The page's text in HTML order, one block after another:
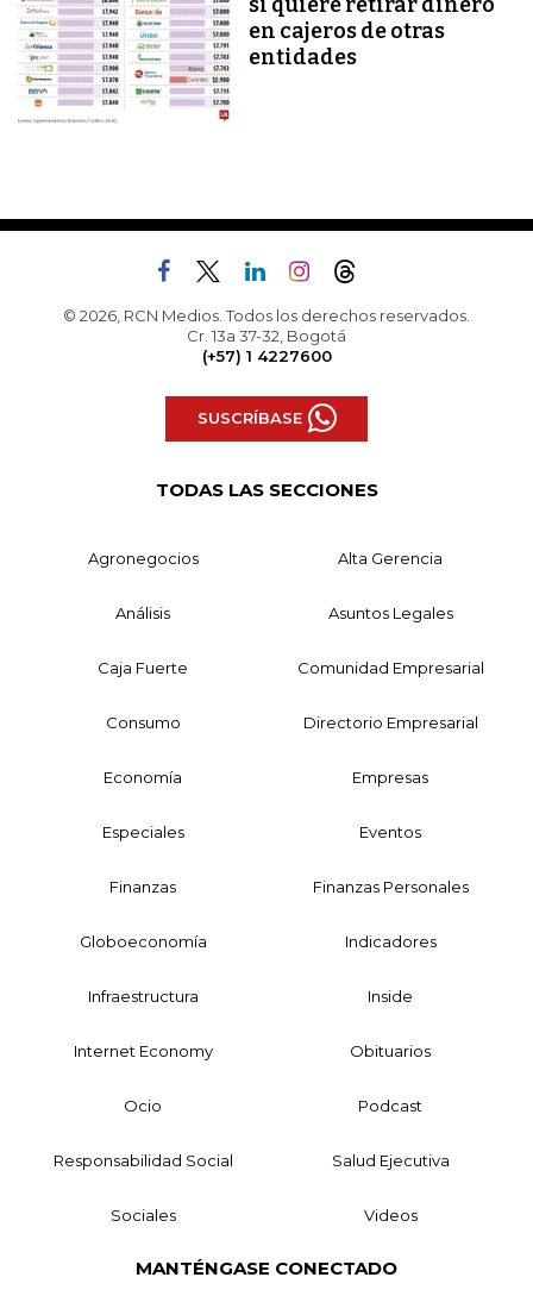
si quiere retirar dinero
en cajeros de otras
entidades
© 2026, RCN Medios. Todos los derechos reservados.
Cr. 13a 37-32, Bogotá
(+57) 1 4227600
SUSCRÍBASE
TODAS LAS SECCIONES
Agronegocios Alta Gerencia
Análisis Asuntos Legales
Caja Fuerte Comunidad Empresarial
Consumo Directorio Empresarial
Economía Empresas
Especiales Eventos
Finanzas Finanzas Personales
Globoeconomía Indicadores
Infraestructura Inside
Internet Economy Obituarios
Ocio Podcast
Responsabilidad Social Salud Ejecutiva
Sociales Videos
MANTÉNGASE CONECTADO